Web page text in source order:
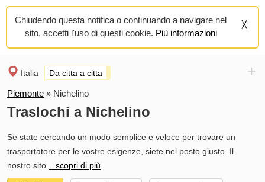
Chiudendo questa notifica o continuando a navigare nel
sito, accetti l'uso di questi cookie. Più informazioni
Italia Da citta a citta +
Piemonte » Nichelino
Traslochi a Nichelino
Se state cercando un modo semplice e veloce per trovare un
trasportatore per le vostre esigenze, siete nel posto giusto. Il
nostro sito
...scopri di più